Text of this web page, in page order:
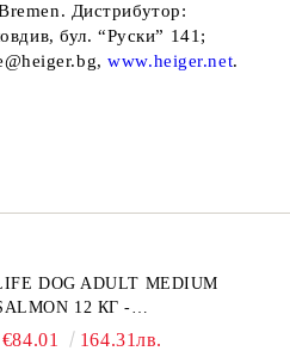
Дистрибутор:
бул. “Руски” 141;
www.heiger.net.
DOG ADULT MEDIUM
12 КГ -
ХРАНА ЗА
€84.01 164.31лв.